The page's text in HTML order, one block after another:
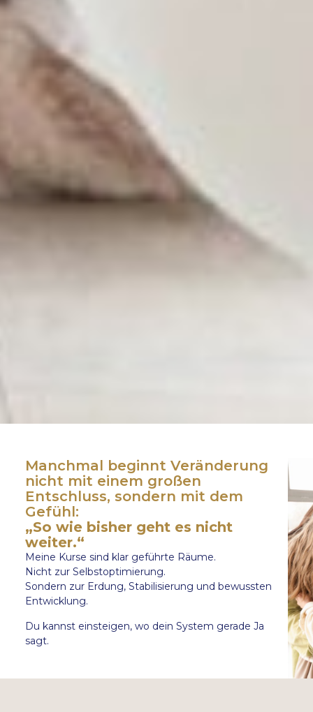
Manchmal beginnt Veränderung
nicht mit einem großen
Entschluss, sondern mit dem
Gefühl:
„So wie bisher geht es nicht
weiter.“
Meine Kurse sind klar geführte Räume.
Nicht zur Selbstoptimierung.
Sondern zur Erdung, Stabilisierung und bewussten
Entwicklung.
Du kannst einsteigen, wo dein System gerade Ja
sagt.